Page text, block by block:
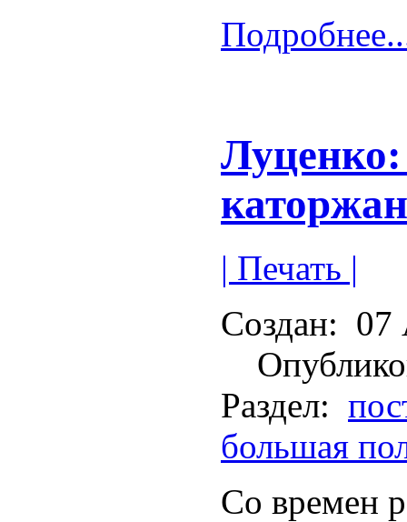
| Печать |
Создан: 07
Раздел:
большая
Со времен